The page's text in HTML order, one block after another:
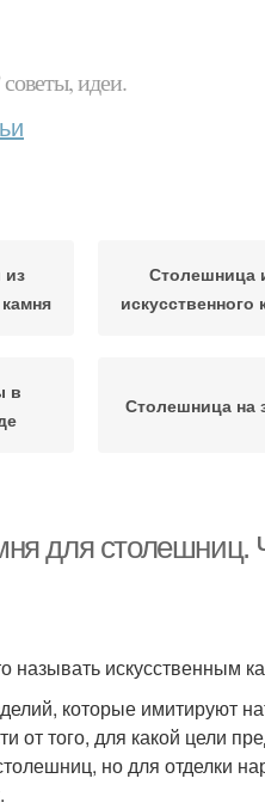
идеи.
Столешница
искусственного
в
Столешница на
для столешниц.
называть искусственным
которые имитируют
от того, для какой цели
но для отделки